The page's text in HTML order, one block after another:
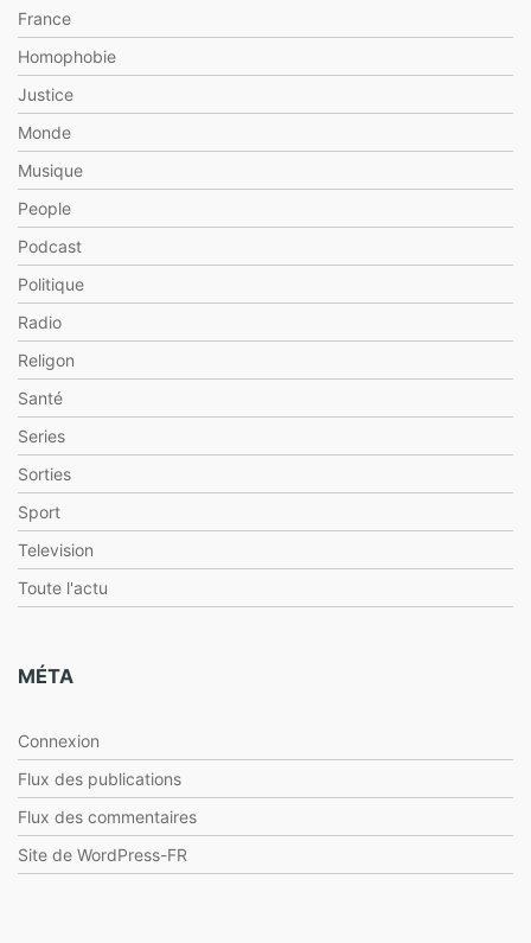
France
Homophobie
Justice
Monde
Musique
People
Podcast
Politique
Radio
Religon
Santé
Series
Sorties
Sport
Television
Toute l'actu
MÉTA
Connexion
Flux des publications
Flux des commentaires
Site de WordPress-FR